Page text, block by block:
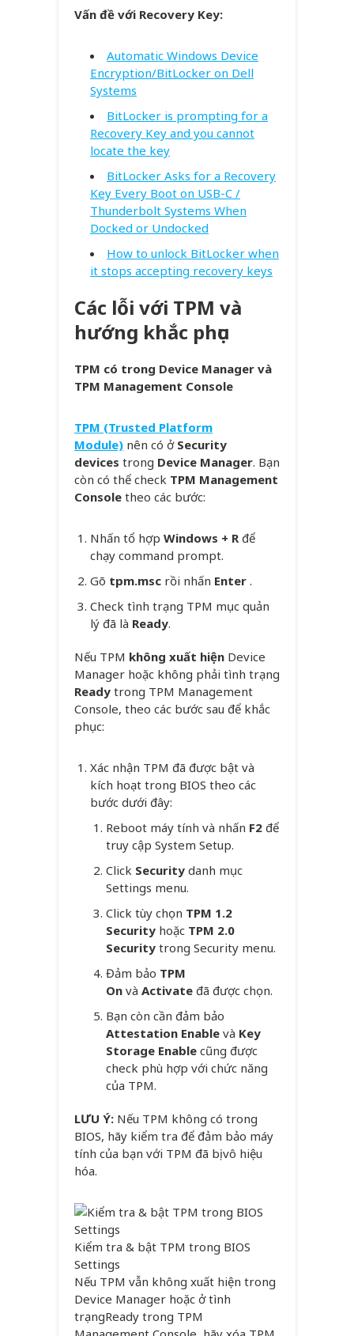
Vấn đề với Recovery Key:
Automatic Windows Device
Encryption/BitLocker on Dell
Systems
BitLocker is prompting for a
Recovery Key and you cannot
locate the key
BitLocker Asks for a Recovery
Key Every Boot on USB-C /
Thunderbolt Systems When
Docked or Undocked
How to unlock BitLocker when
it stops accepting recovery keys
Các lỗi với TPM và
hướng khắc phục
TPM có trong Device Manager và
TPM Management Console
TPM (Trusted Platform
Module) nên có ở Security
devices trong Device Manager. Bạn
còn có thể check TPM Management
Console theo các bước:
Nhấn tổ hợp Windows + Rđể
chạy command prompt.
Gõ tpm.msc rồi nhấn Enter .
Check tình trạng TPM mục quản
lý đã là Ready.
Nếu TPM không xuất hiện Device
Manager hoặc không phải tình trạng
Ready trong TPM Management
Console, theo các bước sau để khắc
phục:
Xác nhận TPM đã được bật và
kích hoạt trong BIOS theo các
bước dưới đây:
Reboot máy tính và nhấn F2 để
truy cập System Setup.
Click Security danh mục
Settings menu.
Click tùy chọn TPM 1.2
Security hoặc TPM 2.0
Security trong Security menu.
Đảm bảo TPM
On và Activate đã được chọn.
Bạn còn cần đảm bảo
Attestation Enable và Key
Storage Enable cũng được
check phù hợp với chức năng
của TPM.
LƯU Ý: Nếu TPM không có trong
BIOS, hãy kiểm tra để đảm bảo máy
tính của bạn với TPM đã bị vô hiệu
hóa.
Kiểm tra & bật TPM trong BIOS
Settings
Nếu TPM vẫn không xuất hiện trong
Device Manager hoặc ở tình
trạngReady trong TPM